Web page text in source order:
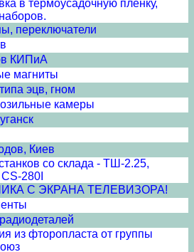
в термоусадочную пленку,
переключатели
КИПиА
магниты
эцв, гном
камеры
Киев
со склада - ТШ-2.25,
280I
С ЭКРАНА ТЕЛЕВИЗОРА!
из фторопласта от группы